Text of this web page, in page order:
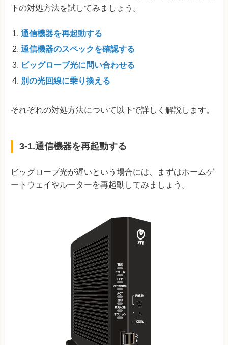
下の対処方法を試してみましょう。
通信機器を再起動する
通信機器のスペックを確認する
ビッグローブ光に問い合わせる
別の光回線に乗り換える
それぞれの対処方法について以下で詳しく解説します。
3-1.通信機器を再起動する
ビッグローブ光が遅いという場合には、まずはホームゲ
ートウェイやルーターを再起動してみましょう。